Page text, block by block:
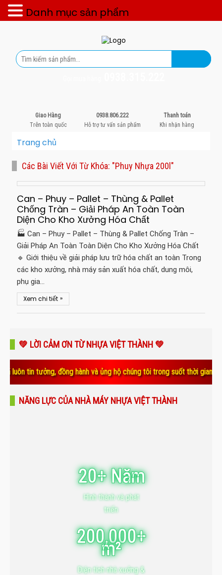
Giao Hàng
Trên toàn quốc
0938.806.222
Hỗ trợ tư vấn sản phẩm
Thanh toán
Khi nhận hàng
Trang chủ
Các Bài Viết Với Từ Khóa: "phuy Nhựa 200l"
Can – Phuy – Pallet – Thùng & Pallet
Chống Tràn – Giải Pháp An Toàn Toàn
Diện Cho Kho Xưởng Hóa Chất
🏭 Can – Phuy – Pallet – Thùng & Pallet Chống Tràn –
Giải Pháp An Toàn Toàn Diện Cho Kho Xưởng Hóa Chất
🔹 Giới thiệu về giải pháp lưu trữ hóa chất an toàn Trong
các kho xưởng, nhà máy sản xuất hóa chất, dung môi,
phụ gia…
Xem chi tiết »
💚 LỜI CẢM ƠN TỪ NHỰA VIỆT THÀNH 💚
đồng hành và ủng hộ chúng tôi trong suốt thời gian qua. Sự tin
NĂNG LỰC CỦA NHÀ MÁY NHỰA VIỆT THÀNH
20+ Năm
Hình thành và phát
triển
200,000+
m²
Diện tích nhà xưởng &
Danh mục sản phẩm